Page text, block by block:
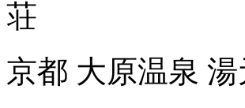
京都 大原温泉